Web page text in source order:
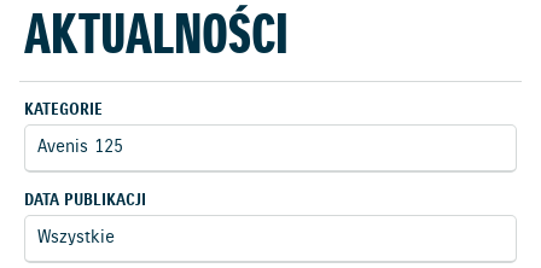
AKTUALNOŚCI
KATEGORIE
DATA PUBLIKACJI